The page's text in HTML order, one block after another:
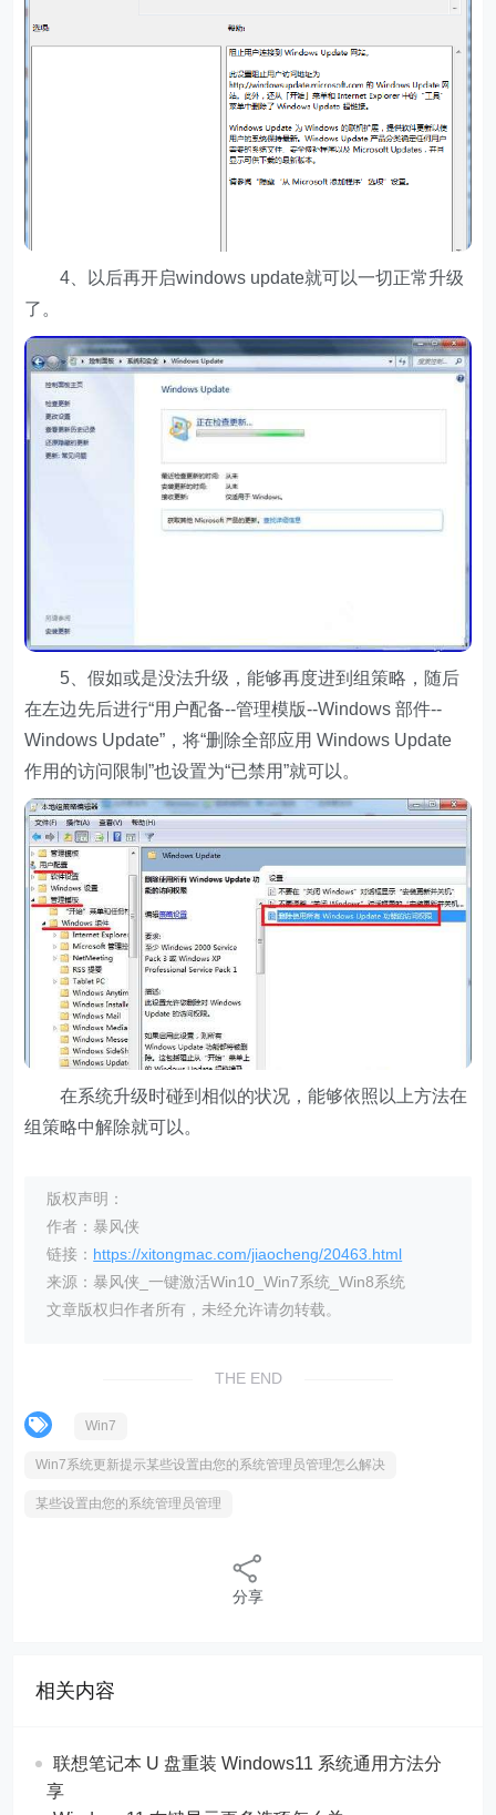
4、以后再开启windows update就可以一切正常升级
了。
5、假如或是没法升级，能够再度进到组策略，随后
在左边先后进行“用户配备--管理模版--Windows 部件--
Windows Update”，将“删除全部应用 Windows Update
作用的访问限制”也设置为“已禁用”就可以。
在系统升级时碰到相似的状况，能够依照以上方法在
组策略中解除就可以。
版权声明：
作者：暴风侠
链接： https://xitongmac.com/jiaocheng/20463.html
来源：暴风侠_一键激活Win10_Win7系统_Win8系统
文章版权归作者所有，未经允许请勿转载。
THE END
Win7
Win7系统更新提示某些设置由您的系统管理员管理怎么解决
某些设置由您的系统管理员管理
分享
相关内容
联想笔记本 U 盘重装 Windows11 系统通用方法分
享